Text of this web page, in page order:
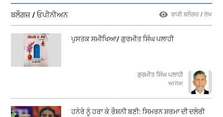
ਬਲੌਗਜ਼ / ਓਪੀਨੀਅਨ ਬਾਕੀ ਬਲੌਗਜ਼ / ਲੇਖ
ਪੁਸਤਕ ਸਮੀਖਿਆ/ ਗੁਰਮੀਤ ਸਿੰਘ ਪਲਾਹੀ
ਗੁਰਮੀਤ ਸਿੰਘ ਪਲਾਹੀ
writer
ਹਨੇਰੇ ਨੂੰ ਹਰਾ ਕੇ ਰੌਸ਼ਨੀ ਬਣੀ: ਸਿਮਰਨ ਸ਼ਰਮਾ ਦੀ ਦਲੇਰੀ